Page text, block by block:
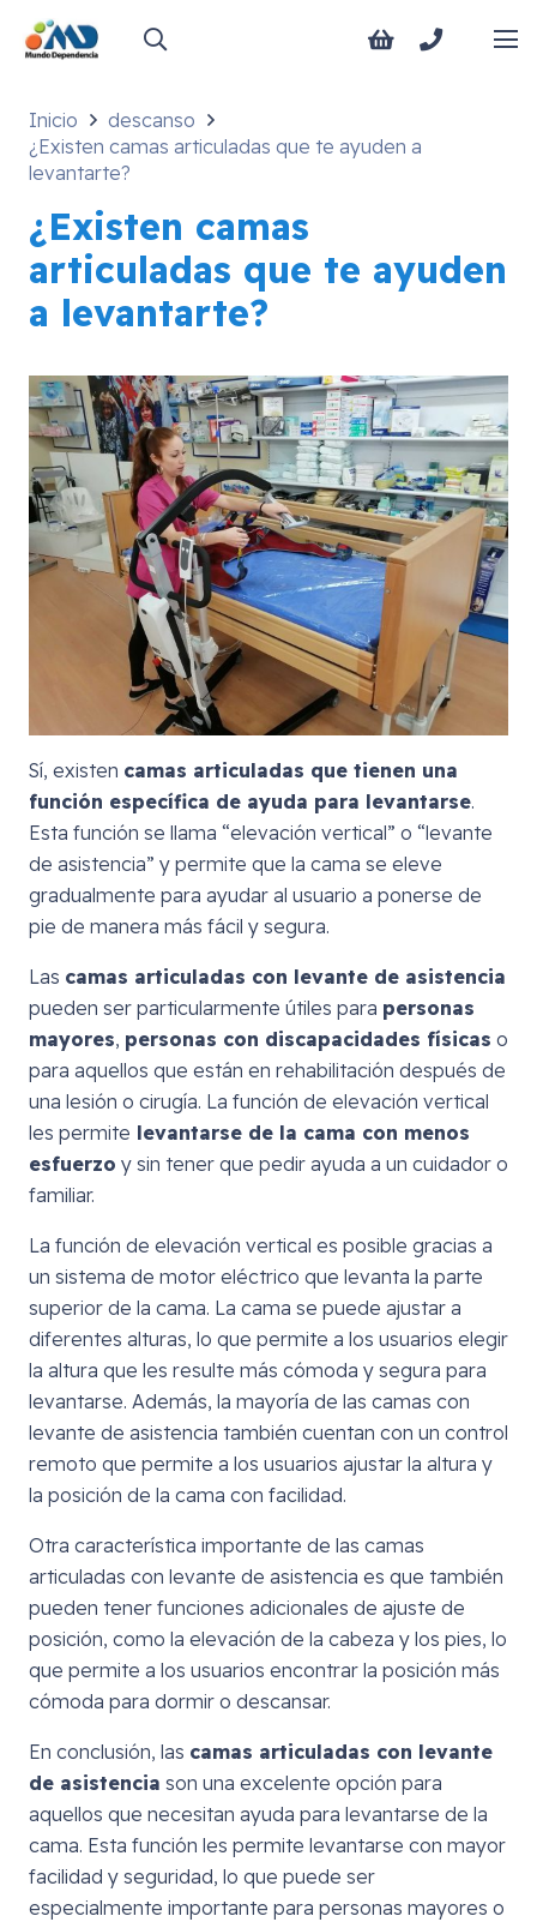
Inicio
descanso
¿Existen camas articuladas que te ayuden a
levantarte?
¿Existen camas
articuladas que te ayuden
a levantarte?
Sí, existen camas articuladas que tienen una
función específica de ayuda para levantarse.
Esta función se llama “elevación vertical” o “levante
de asistencia” y permite que la cama se eleve
gradualmente para ayudar al usuario a ponerse de
pie de manera más fácil y segura.
Las camas articuladas con levante de asistencia
pueden ser particularmente útiles para personas
mayores, personas con discapacidades físicas o
para aquellos que están en rehabilitación después de
una lesión o cirugía. La función de elevación vertical
les permite levantarse de la cama con menos
esfuerzo y sin tener que pedir ayuda a un cuidador o
familiar.
La función de elevación vertical es posible gracias a
un sistema de motor eléctrico que levanta la parte
superior de la cama. La cama se puede ajustar a
diferentes alturas, lo que permite a los usuarios elegir
la altura que les resulte más cómoda y segura para
levantarse. Además, la mayoría de las camas con
levante de asistencia también cuentan con un control
remoto que permite a los usuarios ajustar la altura y
la posición de la cama con facilidad.
Otra característica importante de las camas
articuladas con levante de asistencia es que también
pueden tener funciones adicionales de ajuste de
posición, como la elevación de la cabeza y los pies, lo
que permite a los usuarios encontrar la posición más
cómoda para dormir o descansar.
En conclusión, las camas articuladas con levante
de asistencia son una excelente opción para
aquellos que necesitan ayuda para levantarse de la
cama. Esta función les permite levantarse con mayor
facilidad y seguridad, lo que puede ser
especialmente importante para personas mayores o